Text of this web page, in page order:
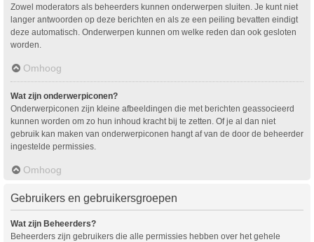
Zowel moderators als beheerders kunnen onderwerpen sluiten. Je kunt niet
langer antwoorden op deze berichten en als ze een peiling bevatten eindigt
deze automatisch. Onderwerpen kunnen om welke reden dan ook gesloten
worden.
Omhoog
Wat zijn onderwerpiconen?
Onderwerpiconen zijn kleine afbeeldingen die met berichten geassocieerd
kunnen worden om zo hun inhoud kracht bij te zetten. Of je al dan niet
gebruik kan maken van onderwerpiconen hangt af van de door de beheerder
ingestelde permissies.
Omhoog
Gebruikers en gebruikersgroepen
Wat zijn Beheerders?
Beheerders zijn gebruikers die alle permissies hebben over het gehele